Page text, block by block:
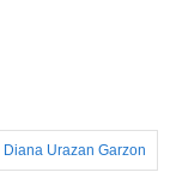
Diana Urazan Garzon